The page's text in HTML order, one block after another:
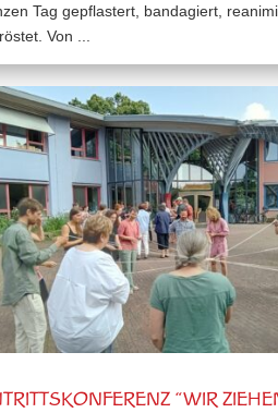
Tag gepflastert, bandagiert,
Von ...
“WIR